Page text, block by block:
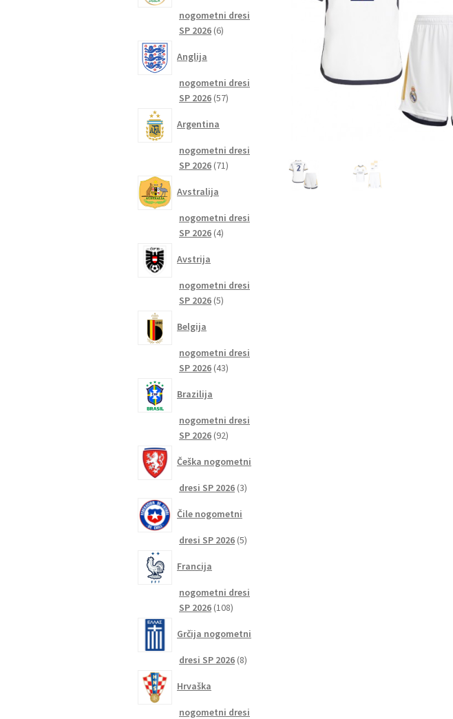
nogometni dresi
SP 2026 66
Anglija
nogometni dresi
SP 2026 5757
Argentina
nogometni dresi
SP 2026 7171
Avstralija
nogometni dresi
SP 2026 44
Avstrija
nogometni dresi
SP 2026 55
Belgija
nogometni dresi
SP 2026 4343
Brazilija
nogometni dresi
SP 2026 9292
Češka nogometni
dresi SP 2026 33
Čile nogometni
dresi SP 2026 55
Francija
nogometni dresi
SP 2026 108108
Grčija nogometni
dresi SP 2026 88
Hrvaška
nogometni dresi